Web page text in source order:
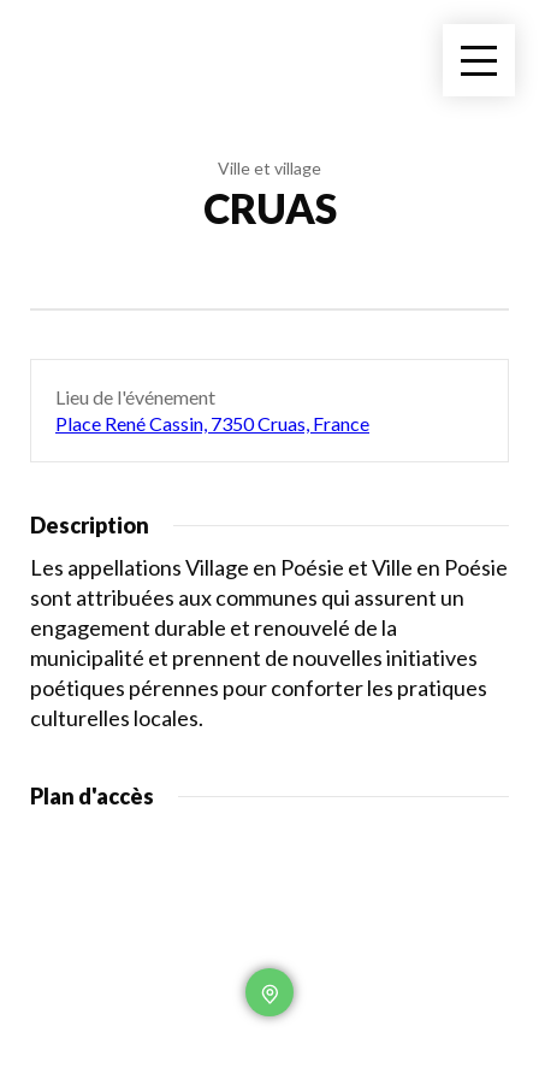
Ville et village
CRUAS
Lieu de l'événement
Place René Cassin, 7350 Cruas, France
Description
Les appellations Village en Poésie et Ville en Poésie
sont attribuées aux communes qui assurent un
engagement durable et renouvelé de la
municipalité et prennent de nouvelles initiatives
poétiques pérennes pour conforter les pratiques
culturelles locales.
Plan d'accès